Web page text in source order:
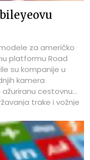
za američko
platformu Road
su kompanije u
kamera
cestovnu
trake i vožnje